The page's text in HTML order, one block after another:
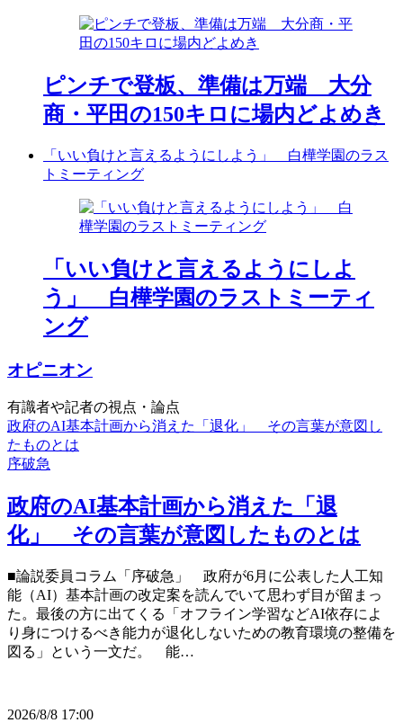
ピンチで登板、準備は万端 大分
商・平田の150キロに場内どよめき
「いい負けと言えるようにしよう」 白樺学園のラス
トミーティング
「いい負けと言えるようにしよ
う」 白樺学園のラストミーティ
ング
オピニオン
有識者や記者の視点・論点
政府のAI基本計画から消えた「退化」 その言葉が意図し
たものとは
序破急
政府のAI基本計画から消えた「退
化」 その言葉が意図したものとは
■論説委員コラム「序破急」 政府が6月に公表した人工知
能（AI）基本計画の改定案を読んでいて思わず目が留まっ
た。最後の方に出てくる「オフライン学習などAI依存によ
り身につけるべき能力が退化しないための教育環境の整備を
図る」という一文だ。 能…
2026/8/8 17:00